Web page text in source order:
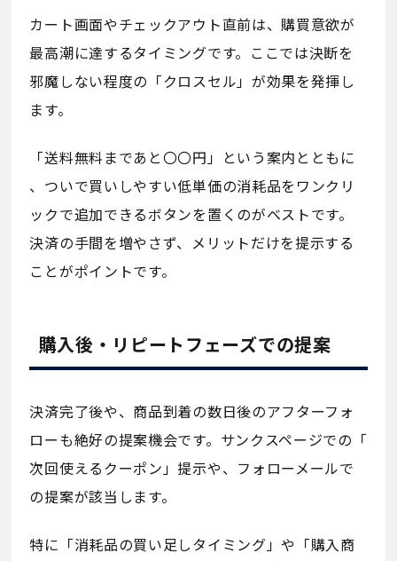
カート画面やチェックアウト直前は、購買意欲が
最高潮に達するタイミングです。ここでは決断を
邪魔しない程度の「クロスセル」が効果を発揮し
ます。
「送料無料まであと〇〇円」という案内とともに
、ついで買いしやすい低単価の消耗品をワンクリ
ックで追加できるボタンを置くのがベストです。
決済の手間を増やさず、メリットだけを提示する
ことがポイントです。
購入後・リピートフェーズでの提案
決済完了後や、商品到着の数日後のアフターフォ
ローも絶好の提案機会です。サンクスページでの「
次回使えるクーポン」提示や、フォローメールで
の提案が該当します。
特に「消耗品の買い足しタイミング」や「購入商